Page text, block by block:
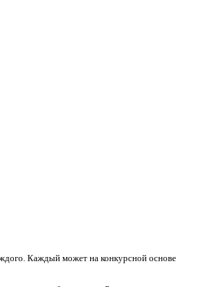
Каждый может на конкурсной основе